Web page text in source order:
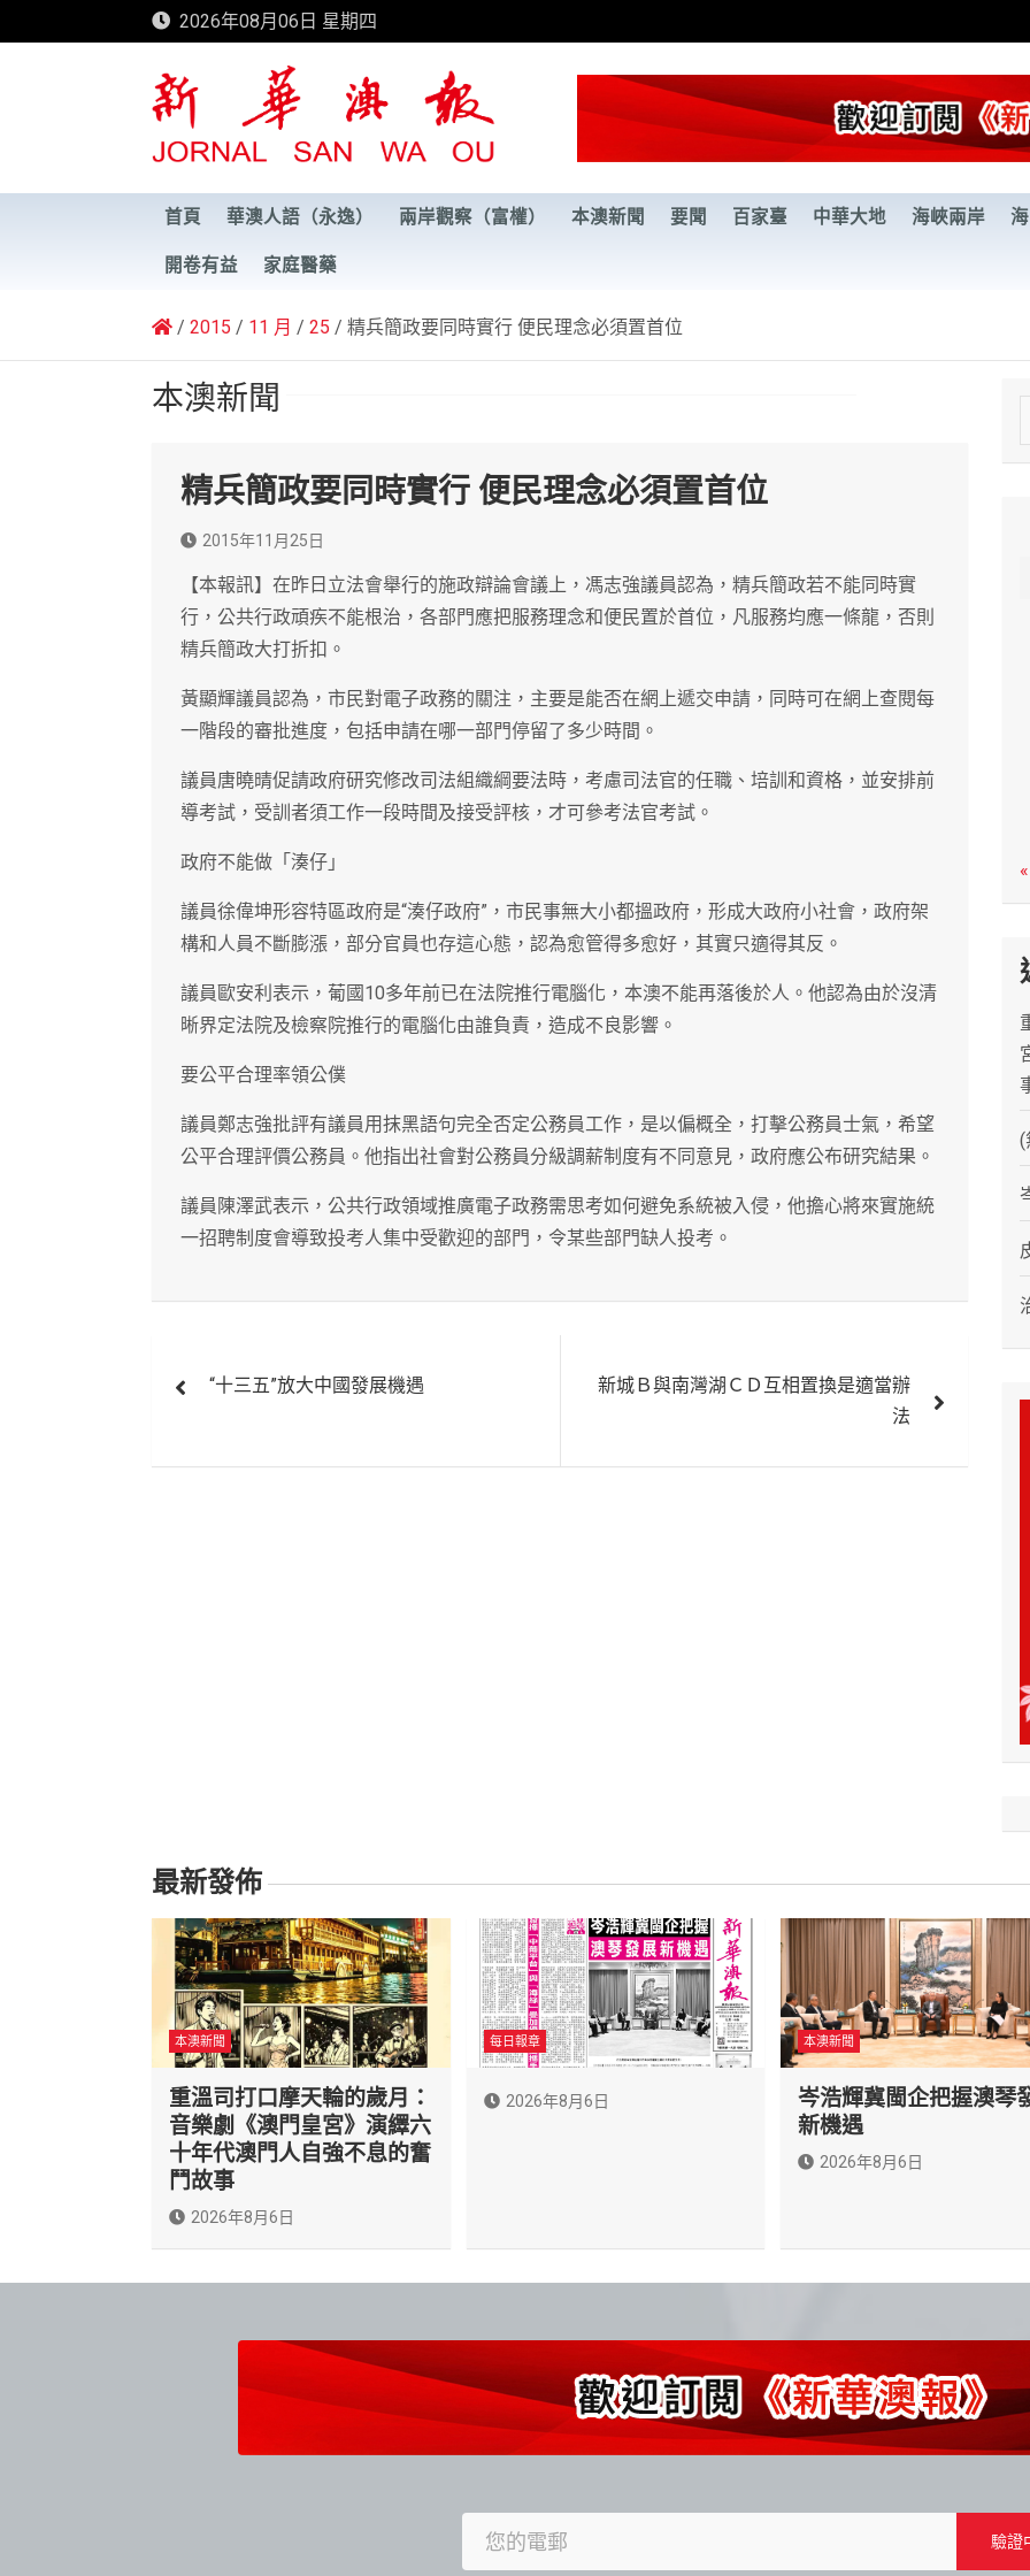
to
2026年08月06日 星期四
新華澳報
首頁 華澳人語（永逸） 兩岸觀察（富權） 本澳新聞 要聞 百家臺 中華大地 海峽兩岸
開卷有益 家庭醫藥
2015 11 月 25 精兵簡政要同時實行 便民理念必須置首位
本澳新聞
精兵簡政要同時實行 便民理念必須置首位
2015年11月25日
【本報訊】在昨日立法會舉行的施政辯論會議上，馮志強議員認為，精兵簡政若不能同時實
行，公共行政頑疾不能根治，各部門應把服務理念和便民置於首位，凡服務均應一條龍，否則
精兵簡政大打折扣。
黃顯輝議員認為，市民對電子政務的關注，主要是能否在網上遞交申請，同時可在網上查閱每
一階段的審批進度，包括申請在哪一部門停留了多少時間。
議員唐曉晴促請政府研究修改司法組織綱要法時，考慮司法官的任職、培訓和資格，並安排前
導考試，受訓者須工作一段時間及接受評核，才可參考法官考試。
政府不能做「湊仔」
議員徐偉坤形容特區政府是“湊仔政府”，市民事無大小都搵政府，形成大政府小社會，政府架
構和人員不斷膨漲，部分官員也存這心態，認為愈管得多愈好，其實只適得其反。
議員歐安利表示，葡國10多年前已在法院推行電腦化，本澳不能再落後於人。他認為由於沒清
晰界定法院及檢察院推行的電腦化由誰負責，造成不良影響。
要公平合理率領公僕
議員鄭志強批評有議員用抹黑語句完全否定公務員工作，是以偏概全，打擊公務員士氣，希望
公平合理評價公務員。他指出社會對公務員分級調薪制度有不同意見，政府應公布研究結果。
議員陳澤武表示，公共行政領域推廣電子政務需思考如何避免系統被入侵，他擔心將來實施統
一招聘制度會導致投考人集中受歡迎的部門，令某些部門缺人投考。
章
“十三五”放大中國發展機遇
新城Ｂ與南灣湖ＣＤ互相置換是適當辦
法
e
(
最新發佈
本澳新聞
重溫司打口摩天輪的歲月：
音樂劇《澳門皇宮》演繹六
十年代澳門人自強不息的奮
鬥故事
2026年8月6日
每日報章
2026年8月6日
本澳新聞
岑浩輝冀閩企把握澳琴
新機遇
2026年8月6日